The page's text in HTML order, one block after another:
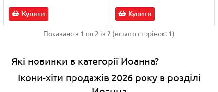
Купити Купити
Показано з 1 по 2 із 2 (всього сторінок: 1)
Які новинки в категорії Иоанна?
Ікони-хіти продажів 2026 року в розділі